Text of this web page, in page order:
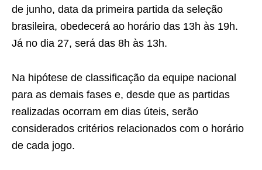
de junho, data da primeira partida da seleção
brasileira, obedecerá ao horário das 13h às 19h.
Já no dia 27, será das 8h às 13h.
Na hipótese de classificação da equipe nacional
para as demais fases e, desde que as partidas
realizadas ocorram em dias úteis, serão
considerados critérios relacionados com o horário
de cada jogo.